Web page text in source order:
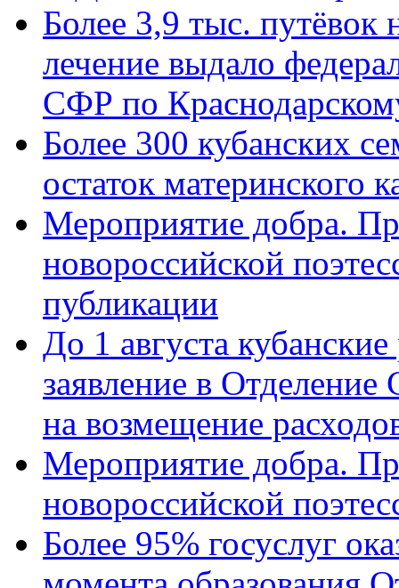
Более 3,9 тыс. путёвок
лечение выдало
СФР по
Более 300 кубанских
остаток материнского
Мероприятие добра.
новороссийской
публикации
До 1 августа
заявление в
на возмещение
Мероприятие добра.
новороссийской
Более 95% госуслуг